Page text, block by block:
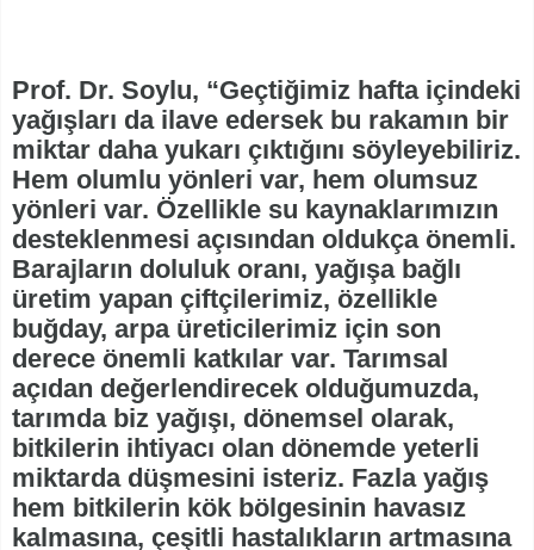
Prof. Dr. Soylu, “Geçtiğimiz hafta içindeki
yağışları da ilave edersek bu rakamın bir
miktar daha yukarı çıktığını söyleyebiliriz.
Hem olumlu yönleri var, hem olumsuz
yönleri var. Özellikle su kaynaklarımızın
desteklenmesi açısından oldukça önemli.
Barajların doluluk oranı, yağışa bağlı
üretim yapan çiftçilerimiz, özellikle
buğday, arpa üreticilerimiz için son
derece önemli katkılar var. Tarımsal
açıdan değerlendirecek olduğumuzda,
tarımda biz yağışı, dönemsel olarak,
bitkilerin ihtiyacı olan dönemde yeterli
miktarda düşmesini isteriz. Fazla yağış
hem bitkilerin kök bölgesinin havasız
kalmasına, çeşitli hastalıkların artmasına